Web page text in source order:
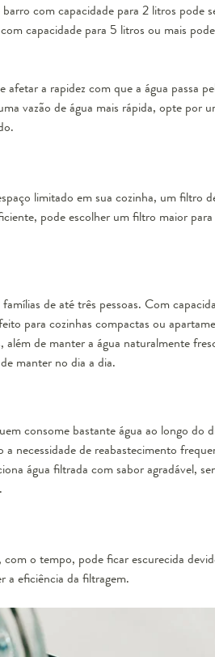
com capacidade para 2 litros pode
capacidade para 5 litros ou mais
a rapidez com que a água passa
vazão de água mais rápida, opte por
limitado em sua cozinha, um filtro
pode escolher um filtro maior
de até três pessoas. Com
para cozinhas compactas ou
de manter a água naturalmente
manter no dia a dia.
consome bastante água ao longo do
necessidade de reabastecimento
água filtrada com sabor agradável,
o tempo, pode ficar escurecida
a eficiência da filtragem.